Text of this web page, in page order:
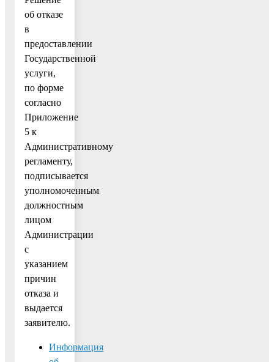
об отказе
в
предоставлении
Государственной
услуги,
по форме
согласно
Приложение
5 к
Административному
регламенту,
подписывается
уполномоченным
должностным
лицом
Администрации
с
указанием
причин
отказа и
выдается
заявителю.
Информация